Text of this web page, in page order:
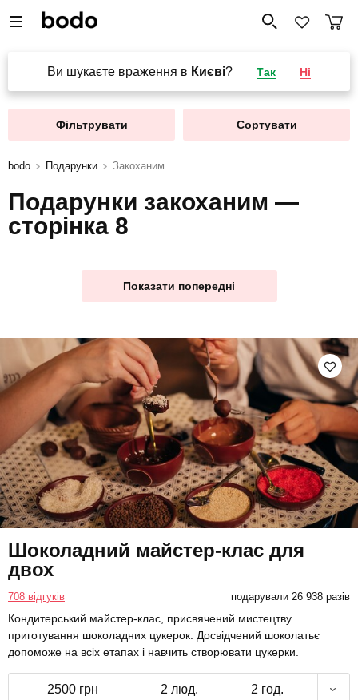
Ви шукаєте враження в Києві? Так Ні
Фільтрувати Сортувати
bodo Подарунки Закоханим
Подарунки закоханим —
сторінка 8
Показати попередні
Шоколадний майстер-клас для
двох
708 відгуків подарували 26 938 разів
Кондитерський майстер-клас, присвячений мистецтву
приготування шоколадних цукерок. Досвідчений шоколатьє
допоможе на всіх етапах і навчить створювати цукерки.
2500 грн 2 люд. 2 год.